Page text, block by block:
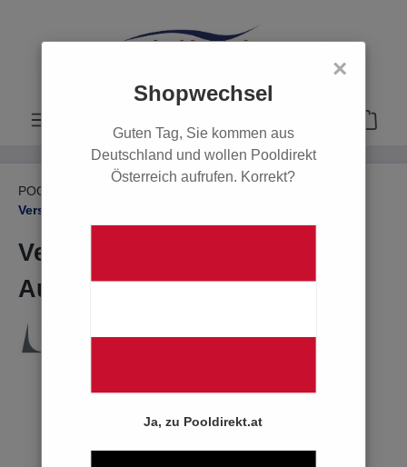
×
Shopwechsel
Guten Tag, Sie kommen aus
Deutschland und wollen Pooldirekt
Österreich aufrufen. Korrekt?
Ja, zu Pooldirekt.at
POOL
Verschraubungen
Verschraubung D 50 mm mit
Außengewinde 1 1/2"